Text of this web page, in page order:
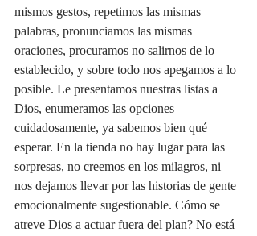
mismos gestos, repetimos las mismas
palabras, pronunciamos las mismas
oraciones, procuramos no salirnos de lo
establecido, y sobre todo nos apegamos a lo
posible. Le presentamos nuestras listas a
Dios, enumeramos las opciones
cuidadosamente, ya sabemos bien qué
esperar. En la tienda no hay lugar para las
sorpresas, no creemos en los milagros, ni
nos dejamos llevar por las historias de gente
emocionalmente sugestionable. Cómo se
atreve Dios a actuar fuera del plan? No está